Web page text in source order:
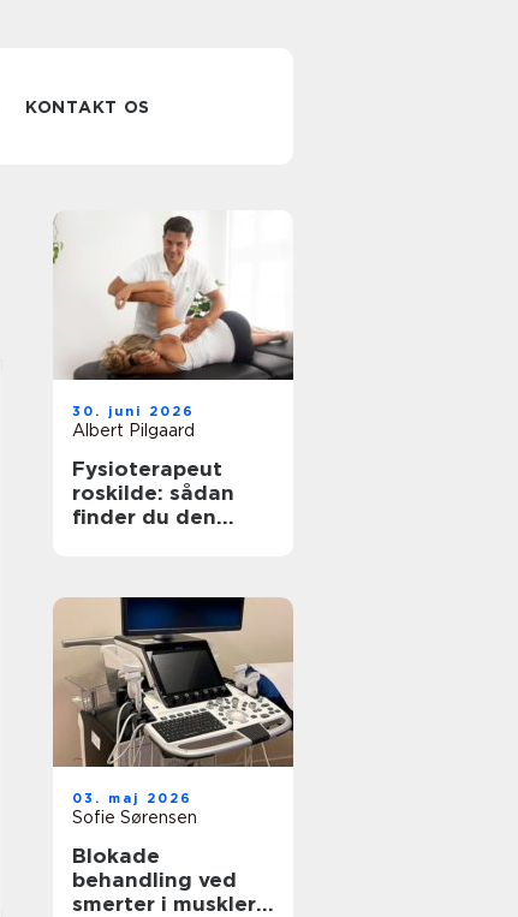
KONTAKT OS
30. juni 2026
Albert Pilgaard
Fysioterapeut
roskilde: sådan
finder du den
03. maj 2026
Sofie Sørensen
Blokade
behandling ved
smerter i muskler